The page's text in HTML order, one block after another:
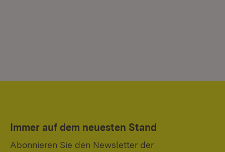
Immer auf dem neuesten Stand
Abonnieren Sie den Newsletter der